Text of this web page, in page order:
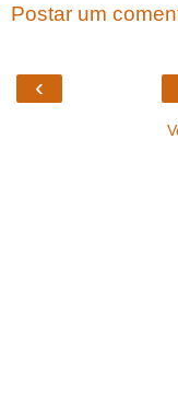
Postar um
‹